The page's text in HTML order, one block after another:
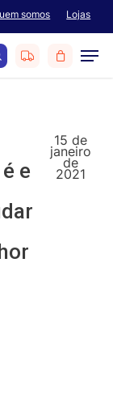
Lojas
somos
e
15 de
janeiro
de
2021
Menu